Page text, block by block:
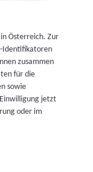
Österreich. Zur
Identifikatoren
zusammen
für die
sowie
jetzt
oder im